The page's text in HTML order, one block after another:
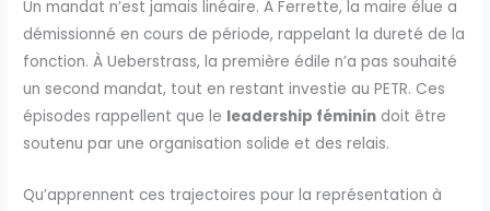
Un mandat n’est jamais linéaire. À Ferrette, la maire élue a
démissionné en cours de période, rappelant la dureté de la
fonction. À Ueberstrass, la première édile n’a pas souhaité
un second mandat, tout en restant investie au PETR. Ces
épisodes rappellent que le leadership féminin doit être
soutenu par une organisation solide et des relais.
Qu’apprennent ces trajectoires pour la représentation à